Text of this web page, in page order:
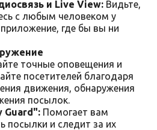
и Live View: Видьте,
с любым человеком у
где бы вы ни
точные оповещения и
посетителей благодаря
движения, обнаружения
посылок.
Guard": Помогает вам
посылки и следит за их